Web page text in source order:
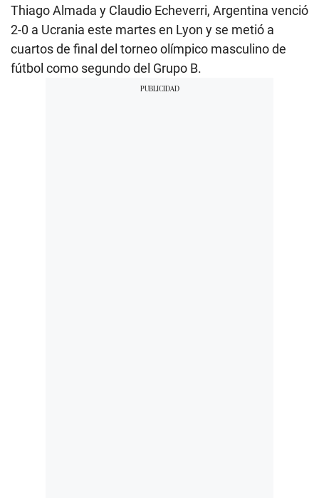
Thiago Almada y Claudio Echeverri, Argentina venció
2-0 a Ucrania este martes en Lyon y se metió a
cuartos de final del torneo olímpico masculino de
fútbol como segundo del Grupo B.